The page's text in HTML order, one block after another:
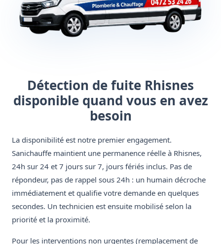
Détection de fuite Rhisnes
disponible quand vous en avez
besoin
La disponibilité est notre premier engagement.
Sanichauffe maintient une permanence réelle à Rhisnes,
24h sur 24 et 7 jours sur 7, jours fériés inclus. Pas de
répondeur, pas de rappel sous 24h : un humain décroche
immédiatement et qualifie votre demande en quelques
secondes. Un technicien est ensuite mobilisé selon la
priorité et la proximité.
Pour les interventions non urgentes (remplacement de